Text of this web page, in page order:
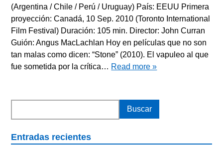
(Argentina / Chile / Perú / Uruguay) País: EEUU Primera
proyección: Canadá, 10 Sep. 2010 (Toronto International
Film Festival) Duración: 105 min. Director: John Curran
Guión: Angus MacLachlan Hoy en películas que no son
tan malas como dicen: “Stone” (2010). El vapuleo al que
fue sometida por la crítica… Read more »
Entradas recientes